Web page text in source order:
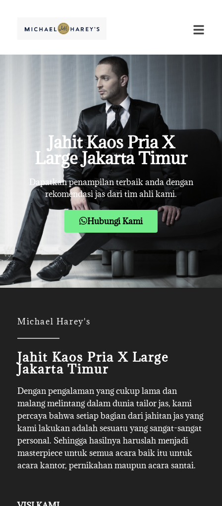
Jahit Kaos Pria X
Large Jakarta Timur
Dapatkan penampilan terbaik anda dengan
rekomendasi jas dari tim ahli kami.
Hubungi Kami
Michael Harey's
Jahit Kaos Pria X Large
Jakarta Timur
Dengan pengalaman yang cukup lama dan
malang melintang dalam dunia tailor jas, kami
percaya bahwa setiap bagian dari jahitan jas yang
kami lakukan adalah sesuatu yang sangat-sangat
personal. Sehingga hasilnya haruslah menjadi
masterpiece untuk semua acara baik itu untuk
acara kantor, pernikahan maupun acara santai.